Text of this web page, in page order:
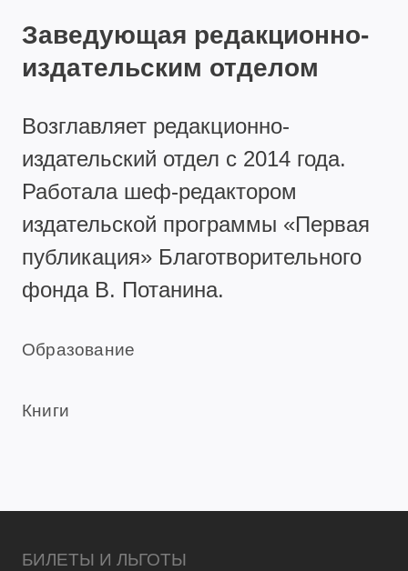
Заведующая редакционно-
издательским отделом
Возглавляет редакционно-
издательский отдел с 2014 года.
Работала шеф-редактором
издательской программы «Первая
публикация» Благотворительного
фонда В. Потанина.
Образование
Книги
БИЛЕТЫ И ЛЬГОТЫ